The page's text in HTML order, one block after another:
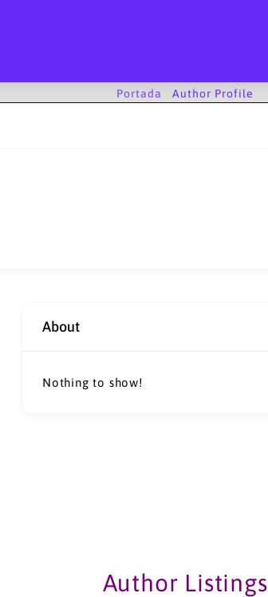
Portada - Author Profile
About
Nothing to show!
Author Listings